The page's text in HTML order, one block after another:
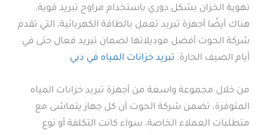
تهوية الخزان بشكل دوري باستخدام مراوح تبريد قوية.
هناك أيضًا أجهزة تبريد تعمل بالطاقة الكهربائية، التي تقدم
شركة الحوت أفضل موديلاتها لضمان تبريد فعال حتى في
أيام الصيف الحارة. تبريد خزانات المياه في دبي
من خلال مجموعة واسعة من أجهزة تبريد خزانات المياه
المتوفرة، تضمن شركة الحوت أن كل جهاز يتماشى مع
متطلبات العملاء الخاصة، سواء كانت التكلفة أو نوع